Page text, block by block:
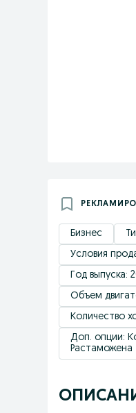
Бизнес
Условия
Год выпуска:
Объем
Количество
Доп. опции:
Растаможена